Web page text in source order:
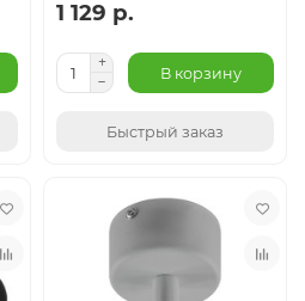
1 129 р.
В корзину
Быстрый заказ